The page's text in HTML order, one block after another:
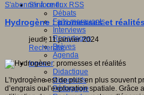
S'informer
Débats
Faits marquants
Interviews
Reportages
Brèves
Agenda
Innover
Didactique
Dispositifs
Pédagogie
S'abonner à ce flux RSS
Hydrogène : promesses et réalités
jeudi, 11 janvier 2024
Recherche
L’hydrogène est de plus en plus souvent
d’engrais ou l’exploration spatiale.